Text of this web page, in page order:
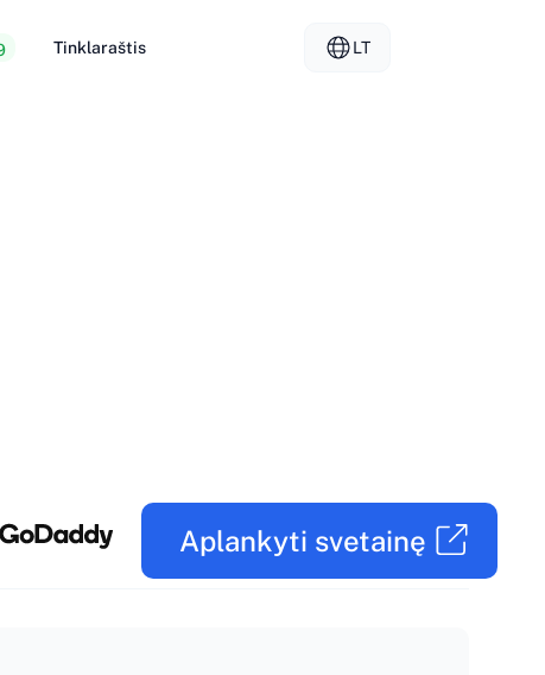
Tinklaraštis LT
Aplankyti svetainę